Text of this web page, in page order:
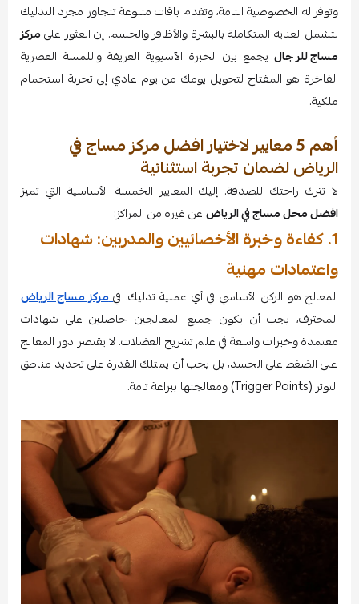
وتوفر له الخصوصية التامة، وتقدم باقات متنوعة تتجاوز مجرد التدليك
لتشمل العناية المتكاملة بالبشرة والأظافر والجسم. إن العثور علىمركز
مساج للرجاليجمع بين الخبرة الآسيوية العريقة واللمسة العصرية
الفاخرة هو المفتاح لتحويل يومك من يوم عادي إلى تجربة استجمام
ملكية.
أهم 5 معايير لاختيار افضل مركز مساج في
الرياض لضمان تجربة استثنائية
لا تترك راحتك للصدفة. إليك المعايير الخمسة الأساسية التي تميز
افضل محل مساج في الرياضعن غيره من المراكز:
1. كفاءة وخبرة الأخصائيين والمدربين: شهادات
واعتمادات مهنية
المعالج هو الركن الأساسي في أي عملية تدليك. في مركز مساج الرياض
المحترف، يجب أن يكون جميع المعالجين حاصلين على شهادات
معتمدة وخبرات واسعة في علم تشريح العضلات. لا يقتصر دور المعالج
على الضغط على الجسد، بل يجب أن يمتلك القدرة على تحديد مناطق
التوتر (Trigger Points) ومعالجتها ببراعة تامة.